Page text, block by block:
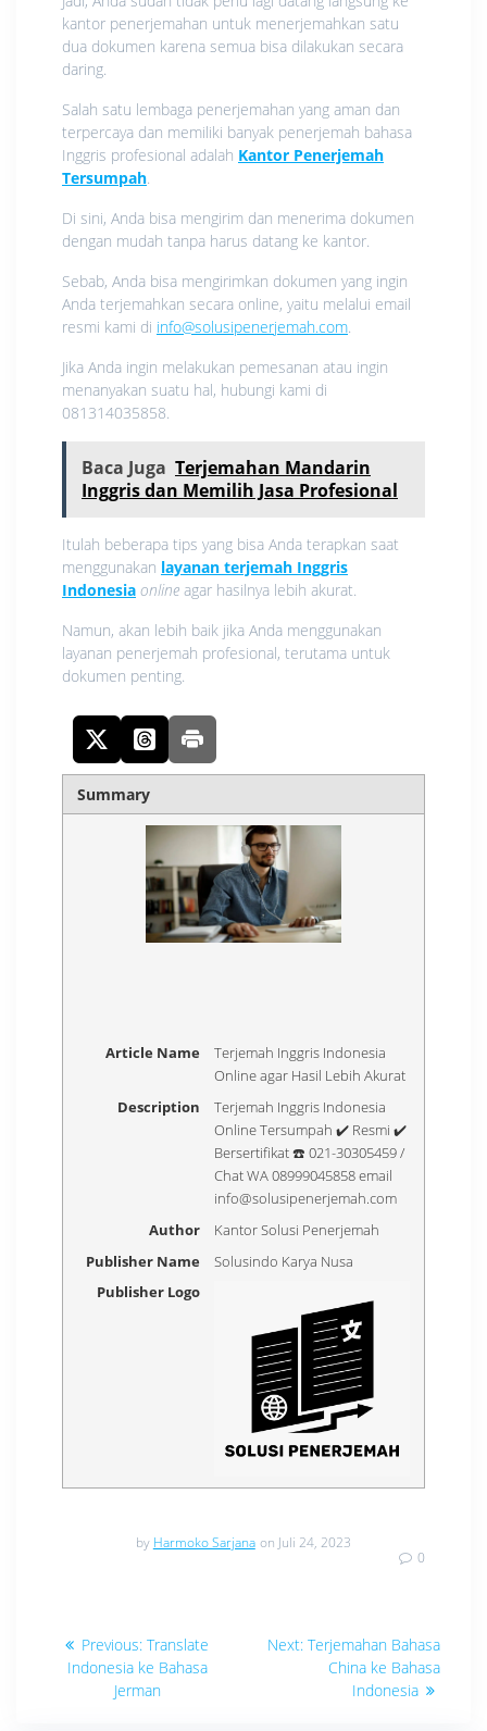
kantor penerjemahan untuk menerjemahkan satu
dua dokumen karena semua bisa dilakukan secara
daring.
Salah satu lembaga penerjemahan yang aman dan
terpercaya dan memiliki banyak penerjemah bahasa
Inggris profesional adalah Kantor Penerjemah
Tersumpah.
Di sini, Anda bisa mengirim dan menerima dokumen
dengan mudah tanpa harus datang ke kantor.
Sebab, Anda bisa mengirimkan dokumen yang ingin
Anda terjemahkan secara online, yaitu melalui email
resmi kami di info@solusipenerjemah.com.
Jika Anda ingin melakukan pemesanan atau ingin
menanyakan suatu hal, hubungi kami di
081314035858.
Baca Juga Terjemahan Mandarin
Inggris dan Memilih Jasa Profesional
Itulah beberapa tips yang bisa Anda terapkan saat
menggunakan layanan terjemah Inggris
Indonesia online agar hasilnya lebih akurat.
Namun, akan lebih baik jika Anda menggunakan
layanan penerjemah profesional, terutama untuk
dokumen penting.
Summary
Article Name
Terjemah Inggris Indonesia
Online agar Hasil Lebih Akurat
Description
Terjemah Inggris Indonesia
Online Tersumpah ✔️ Resmi ✔️
Bersertifikat ☎️ 021-30305459 /
Chat WA 08999045858 email
info@solusipenerjemah.com
Author
Kantor Solusi Penerjemah
Publisher Name
Solusindo Karya Nusa
Publisher Logo
by Harmoko Sarjana on Juli 24, 2023
0
Navigasi
pos
Previous: Previous
post:
Translate
Indonesia ke Bahasa
Jerman
Next: Next
post:
Terjemahan Bahasa
China ke Bahasa
Indonesia